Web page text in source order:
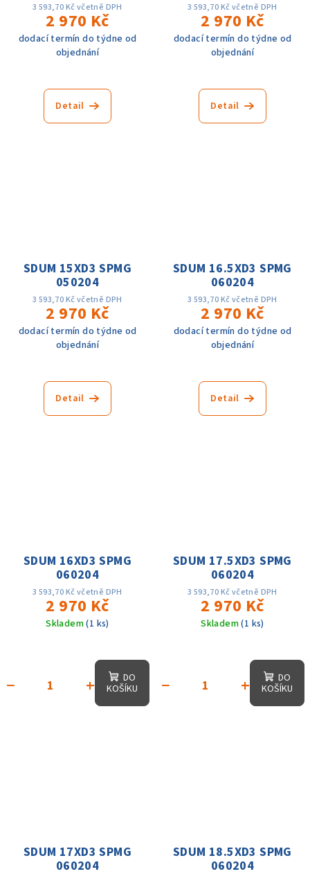
3 593,70 Kč včetně DPH
2 970 Kč
dodací termín do týdne od
objednání
Detail
3 593,70 Kč včetně DPH
2 970 Kč
dodací termín do týdne od
objednání
Detail
SDUM 15XD3 SPMG
050204
3 593,70 Kč včetně DPH
2 970 Kč
dodací termín do týdne od
objednání
Detail
SDUM 16.5XD3 SPMG
060204
3 593,70 Kč včetně DPH
2 970 Kč
dodací termín do týdne od
objednání
Detail
SDUM 16XD3 SPMG
060204
3 593,70 Kč včetně DPH
2 970 Kč
Skladem(1 ks)
+
−
DO
KOŠÍKU
SDUM 17.5XD3 SPMG
060204
3 593,70 Kč včetně DPH
2 970 Kč
Skladem(1 ks)
+
−
DO
KOŠÍKU
SDUM 17XD3 SPMG
060204
SDUM 18.5XD3 SPMG
060204